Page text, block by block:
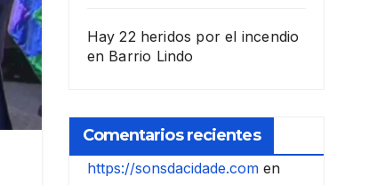
Hay 22 heridos por el incendio
en Barrio Lindo
Comentarios recientes
https://sonsdacidade.comen